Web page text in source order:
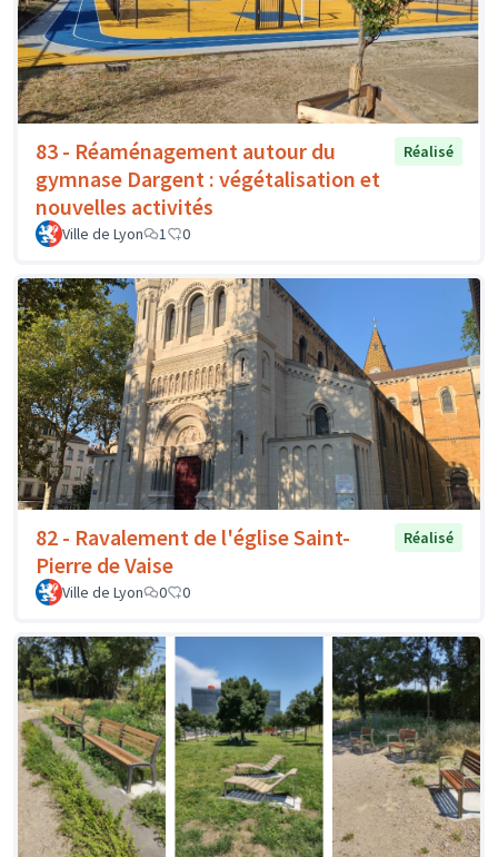
83 - Réaménagement autour du
gymnase Dargent : végétalisation et
nouvelles activités
Réalisé
Ville de Lyon 1 0
82 - Ravalement de l'église Saint-
Pierre de Vaise
Réalisé
Ville de Lyon 0 0